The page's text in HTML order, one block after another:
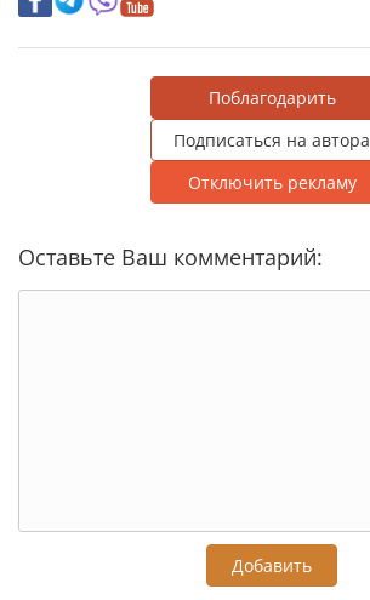
Поблагодарить
Подписаться на автора
Отключить рекламу
Оставьте Ваш комментарий:
Добавить